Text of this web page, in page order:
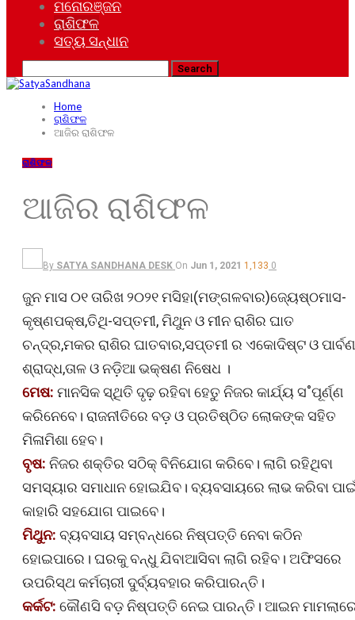
ମନୋରଞ୍ଜନ
ରାଶିଫଳ
ସତ୍ୟ ସନ୍ଧାନ
Home
ରାଶିଫଳ
ଆଜିର ରାଶିଫଳ
ରାଶିଫଳ
ଆଜିର ରାଶିଫଳ
By SATYA SANDHANA DESK On Jun 1, 2021 1,133 0
ଜୁନ ମାସ ୦୧ ତାରିଖ ୨୦୨୧ ମସିହା(ମଙ୍ଗଳବାର)ଜ୍ୟେଷ୍ଠମାସ-
କୃଷ୍ଣପକ୍ଷ,ତିଥି-ସପ୍ତମୀ, ମିଥୁନ ଓ ମୀନ ରାଶିର ଘାତ
ଚନ୍ଦ୍ର,ମକର ରାଶିର ଘାତବାର,ସପ୍ତମୀ ର ଏକୋଦିଷ୍ଟ ଓ ପାର୍ବଣ
ଶ୍ରାଦ୍ଧ,ତାଳ ଓ ନଡ଼ିଆ ଭକ୍ଷଣ ନିଷେଧ ।
ମେଷ: ମାନସିକ ସ୍ଥିତି ଦୃଢ଼ ରହିବା ହେତୁ ନିଜର କାର୍ଯ୍ୟ ସ˚ପୂର୍ଣ୍ଣ
କରିନେବେ। ରାଜନୀତିରେ ବଡ଼ ଓ ପ୍ରତିଷ୍ଠିତ ଲୋକଙ୍କ ସହିତ
ମିଳାମିଶା ହେବ।
ବୃଷ: ନିଜର ଶକ୍ତିର ସଠିକ୍‌ ବିନିଯୋଗ କରିବେ। ଲାଗି ରହିଥିବା
ସମସ୍ୟାର ସମାଧାନ ହୋଇଯିବ। ବ୍ୟବସାୟରେ ଲାଭ କରିବା
କାହାରି ସହଯୋଗ ପାଇବେ।
ମିଥୁନ: ବ୍ୟବସାୟ ସମ୍ବନ୍ଧରେ ନିଷ୍ପତ୍ତି ନେବା କଠିନ
ହୋଇପାରେ। ଘରକୁ ବନ୍ଧୁ ଯିବାଆସିବା ଲାଗି ରହିବ। ଅଫିସରେ
ଉପରିସ୍ଥ କର୍ମଚାରୀ ଦୁର୍ବ୍ୟବହାର କରିପାରନ୍ତି।
କର୍କଟ: କୌଣସି ବଡ଼ ନିଷ୍ପତ୍ତି ନେଇ ପାରନ୍ତି। ଆଇନ